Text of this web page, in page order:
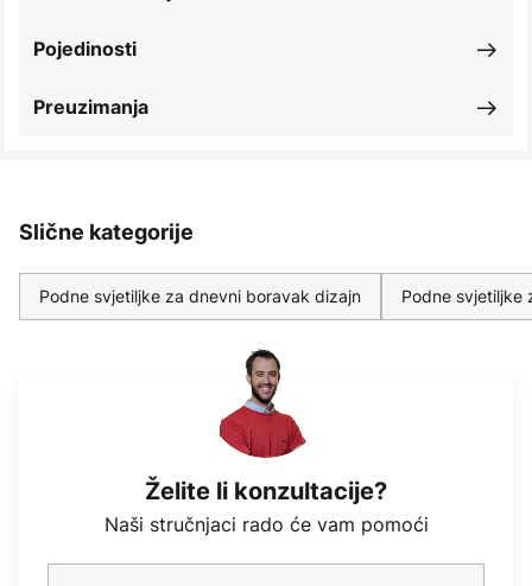
Pojedinosti
Preuzimanja
Slične kategorije
Podne svjetiljke za dnevni boravak dizajn Podne svjetiljke
Želite li konzultacije?
Naši stručnjaci rado će vam pomoći